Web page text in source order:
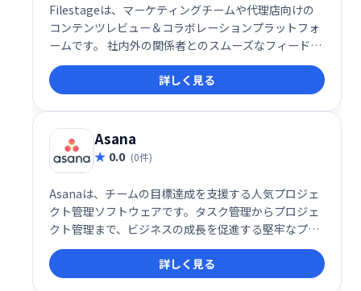
Filestageは、マーケティングチームや代理店向けの
コンテンツレビュー＆コラボレーションプラットフォ
ームです。 社内外の関係者とのスムーズなフィードバ
ック収集を実現し、コンテンツ承認プロセスを効率化
します。NetflixやBBCなど大手企業も利用。複雑なレ
ビューワークフローも簡単に設定でき、迅速な承認プ
ロセスを促進します。
詳しく見る
Asana
0.0 (0件)
Asanaは、チームの目標達成を支援する人気プロジェ
クト管理ソフトウェアです。タスク管理からプロジェ
クト管理まで、ビジネスの成長を促進する堅牢なプラ
ットフォームを提供します。チーム全体で目標、プロ
ジェクト、日々の業務に集中できるよう、効率的なワ
ークフローを実現します。
詳しく見る